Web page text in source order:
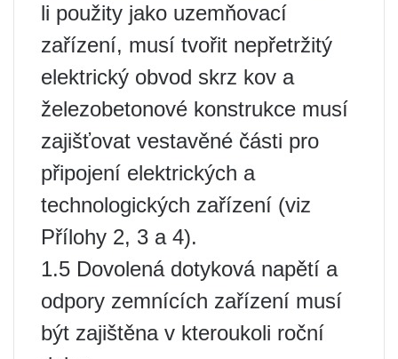
li použity jako uzemňovací
zařízení, musí tvořit nepřetržitý
elektrický obvod skrz kov a
železobetonové konstrukce musí
zajišťovat vestavěné části pro
připojení elektrických a
technologických zařízení (viz
Přílohy 2, 3 a 4).
1.5 Dovolená dotyková napětí a
odpory zemnících zařízení musí
být zajištěna v kteroukoli roční